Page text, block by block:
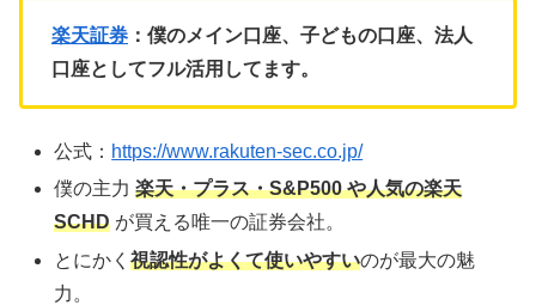
楽天証券 ：僕のメイン口座、子どもの口座、法人
口座としてフル活用してます。
公式： https://www.rakuten-sec.co.jp/
僕の主力楽天・プラス・S&P500 や人気の楽天
SCHD が買える唯一の証券会社。
とにかく視認性がよくて使いやすいのが最大の魅
力。